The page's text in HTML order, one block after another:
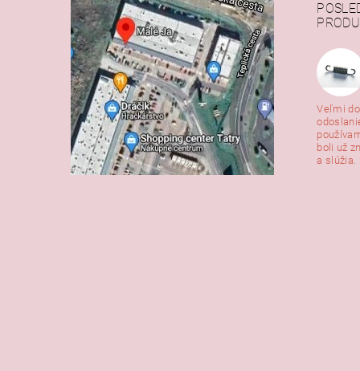
Veľmi
boli už
a slúžia.